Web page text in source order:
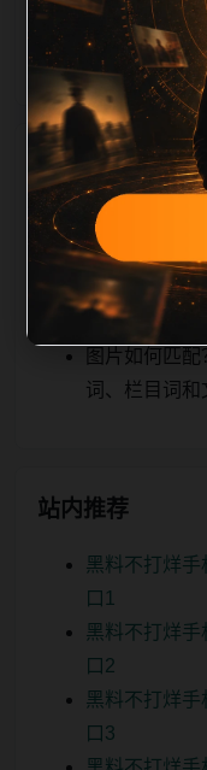
缺图、标题过短、
SEO 检查清单自动
相关问题
实时更新后
关、图片本地
如何继续浏览
进入 sitemap。
图片如何匹
词、栏目词和
站内推荐
黑料不打烊手
口1
黑料不打烊手
口2
黑料不打烊手
口3